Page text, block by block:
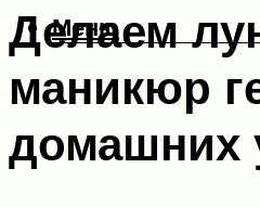
Меню
Делаем
маникюр
домашних